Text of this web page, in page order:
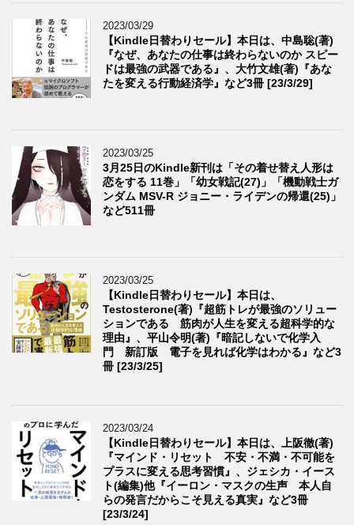
2023/03/29
【Kindle日替わりセール】本日は、中島聡(著)
『なぜ、あなたの仕事は終わらないのか スピー
ドは最強の武器である』、大竹文雄(著)『あな
たを変える行動経済学』など3冊 [23/3/29]
2023/03/25
3月25日のKindle新刊は「その着せ替え人形は
恋をする 11巻」「幼女戦記(27)」「機動戦士ガ
ンダム MSV-R ジョニー・ライデンの帰還(25)」
など511冊
2023/03/25
【Kindle日替わりセール】本日は、
Testosterone(著)『超筋トレが最強のソリュー
ションである 筋肉が人生を変える超科学的な
理由』、平山令明(著)『暗記しないで化学入
門 新訂版 電子を見れば化学はわかる』など3
冊 [23/3/25]
2023/03/24
【Kindle日替わりセール】本日は、上阪徹(著)
『マインド・リセット 不安・不満・不可能を
プラスに変える思考習慣』、ジェシカ・イース
ト(編集)他『イーロン・マスクの生声 本人自
らの発言だからこそ見える真実』など3冊
[23/3/24]